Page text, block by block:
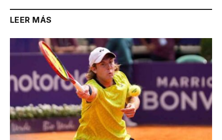
LEER MÁS